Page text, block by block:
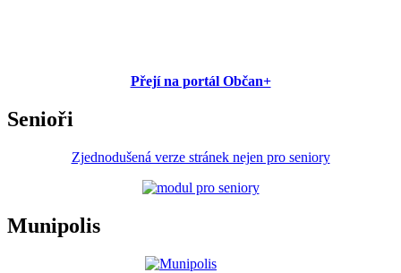
Přejí na portál Občan+
Senioři
Zjednodušená verze stránek nejen pro seniory
Munipolis